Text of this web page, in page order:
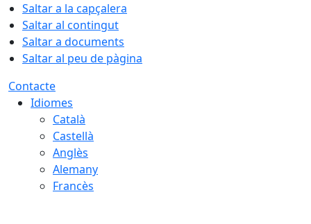
Saltar a la capçalera
Saltar al contingut
Saltar a documents
Saltar al peu de pàgina
Contacte
Idiomes
Català
Castellà
Anglès
Alemany
Francès